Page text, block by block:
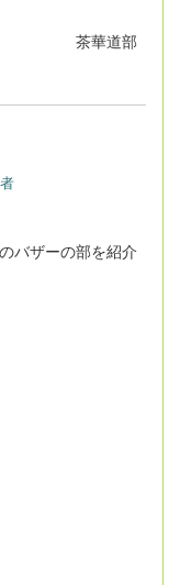
部
バザーの部を紹介